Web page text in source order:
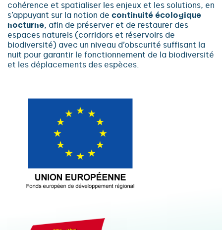
cohérence et spatialiser les enjeux et les solutions, en
s’appuyant sur la notion de continuité écologique
nocturne, afin de préserver et de restaurer des
espaces naturels (corridors et réservoirs de
biodiversité) avec un niveau d’obscurité suffisant la
nuit pour garantir le fonctionnement de la biodiversité
et les déplacements des espèces.